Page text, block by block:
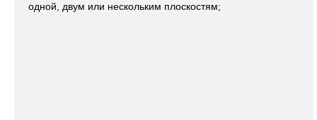
одной, двум или нескольким плоскостям;